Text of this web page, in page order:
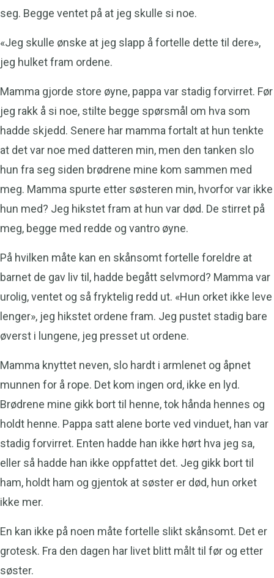
seg. Begge ventet på at jeg skulle si noe.
«Jeg skulle ønske at jeg slapp å fortelle dette til dere»,
jeg hulket fram ordene.
Mamma gjorde store øyne, pappa var stadig forvirret. Før
jeg rakk å si noe, stilte begge spørsmål om hva som
hadde skjedd. Senere har mamma fortalt at hun tenkte
at det var noe med datteren min, men den tanken slo
hun fra seg siden brødrene mine kom sammen med
meg. Mamma spurte etter søsteren min, hvorfor var ikke
hun med? Jeg hikstet fram at hun var død. De stirret på
meg, begge med redde og vantro øyne.
På hvilken måte kan en skånsomt fortelle foreldre at
barnet de gav liv til, hadde begått selvmord? Mamma var
urolig, ventet og så fryktelig redd ut. «Hun orket ikke leve
lenger», jeg hikstet ordene fram. Jeg pustet stadig bare
øverst i lungene, jeg presset ut ordene.
Mamma knyttet neven, slo hardt i armlenet og åpnet
munnen for å rope. Det kom ingen ord, ikke en lyd.
Brødrene mine gikk bort til henne, tok hånda hennes og
holdt henne. Pappa satt alene borte ved vinduet, han var
stadig forvirret. Enten hadde han ikke hørt hva jeg sa,
eller så hadde han ikke oppfattet det. Jeg gikk bort til
ham, holdt ham og gjentok at søster er død, hun orket
ikke mer.
En kan ikke på noen måte fortelle slikt skånsomt. Det er
grotesk. Fra den dagen har livet blitt målt til før og etter
søster.